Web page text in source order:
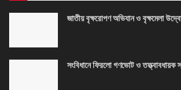
জাতীয় বৃক্ষরোপণ অভিযান ও বৃক্ষমেলা
সংবিধানে ফিরলো গণভোট ও তত্ত্বাবধায়ক